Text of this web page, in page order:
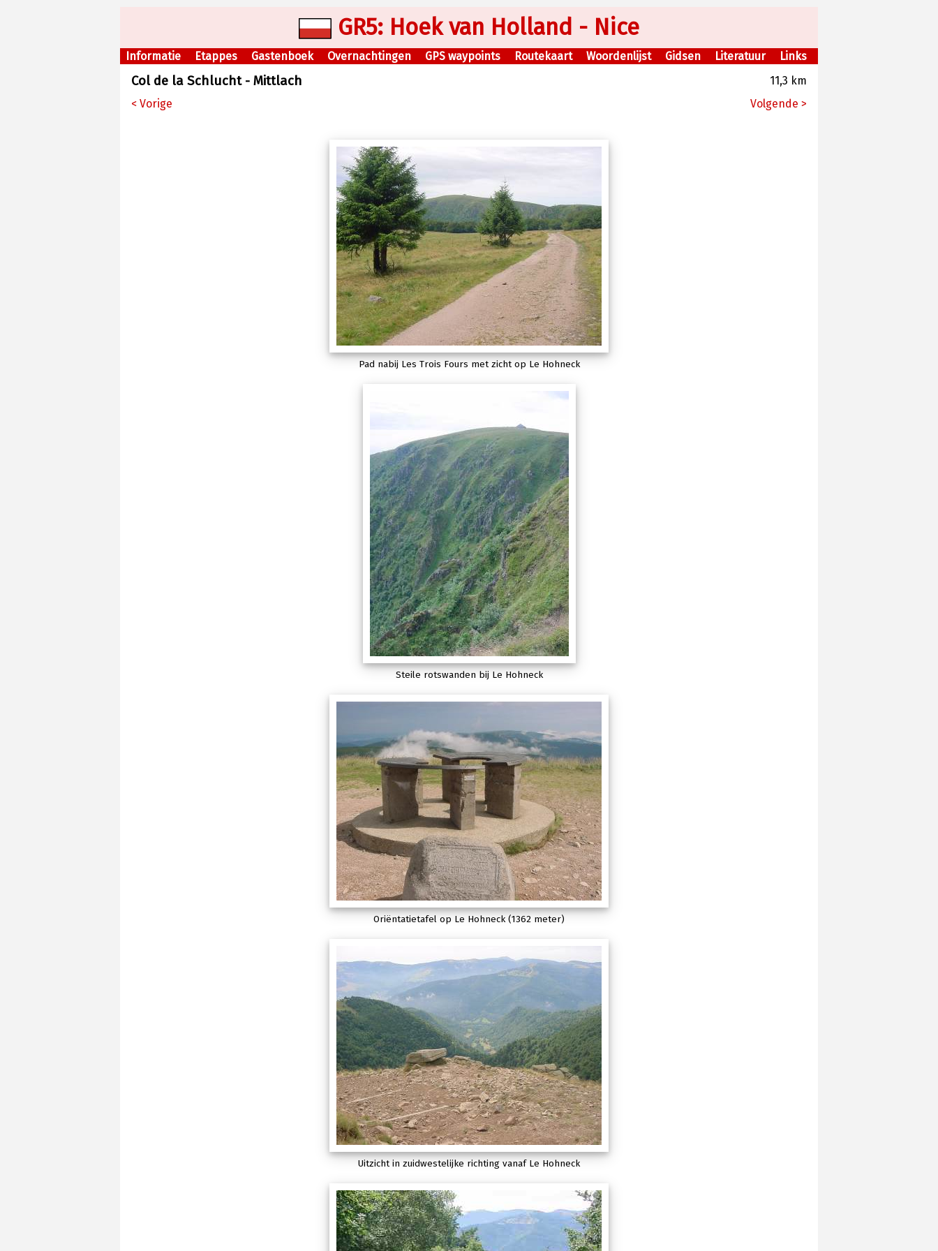
GR5: Hoek van Holland - Nice
Informatie Etappes Gastenboek Overnachtingen GPS waypoints Routekaart Woordenlijst Gidsen Literatuur Links
Col de la Schlucht - Mittlach
11,3 km
< Vorige
Volgende >
Pad nabij Les Trois Fours met zicht op Le Hohneck
Steile rotswanden bij Le Hohneck
Oriëntatietafel op Le Hohneck (1362 meter)
Uitzicht in zuidwestelijke richting vanaf Le Hohneck